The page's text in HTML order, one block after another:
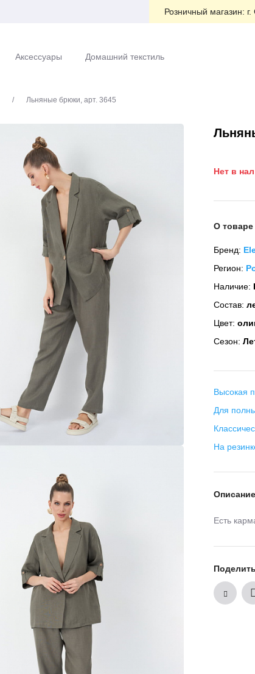
Розничный магазин:
Аксессуары Домашний текстиль
/ Льняные брюки, арт. 3645
Нет в
О товаре
Бренд:
Регион:
Наличие:
Состав:
Цвет:
Сезон:
Высокая
Для
На
Есть